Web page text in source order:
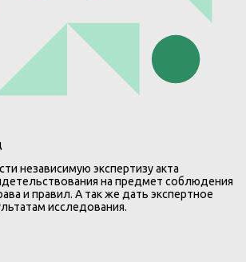
независимую экспертизу акта
на предмет соблюдения
и правил. А так же дать экспертное
исследования.